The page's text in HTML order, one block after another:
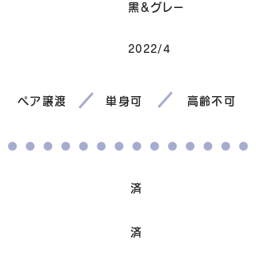
黒＆グレー
2022/4
ペア譲渡 単身可 高齢不可
済
済